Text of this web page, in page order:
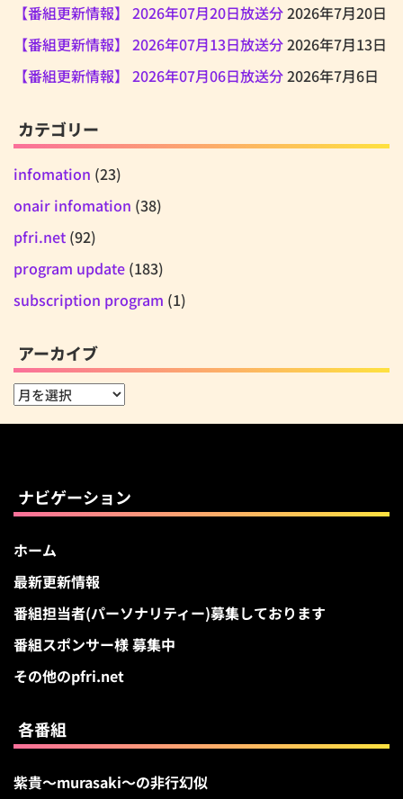
【番組更新情報】 2026年07月20日放送分2026年7月20日
【番組更新情報】 2026年07月13日放送分2026年7月13日
【番組更新情報】 2026年07月06日放送分2026年7月6日
カテゴリー
infomation (23)
onair infomation (38)
pfri.net (92)
program update (183)
subscription program (1)
アーカイブ
ア
ナビゲーション
ホーム
最新更新情報
番組担当者(パーソナリティー)募集しております
番組スポンサー様 募集中
その他のpfri.net
各番組
紫貴～murasaki～の非行幻似